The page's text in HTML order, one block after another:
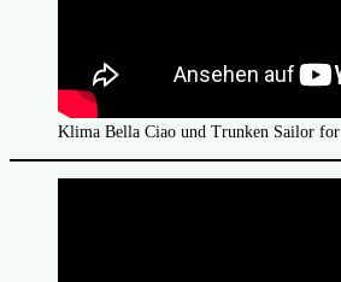
Klima Bella Ciao und Trunken Sailor